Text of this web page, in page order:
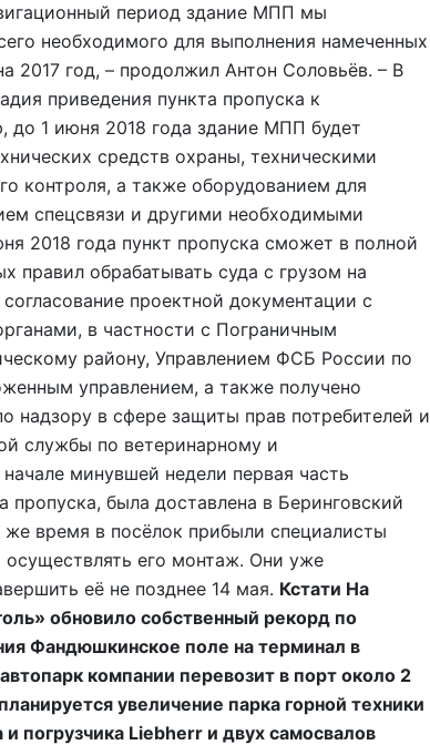
период здание МПП мы
необходимого для выполнения намеченных
2017 год, – продолжил Антон Соловьёв. – В
приведения пункта пропуска к
1 июня 2018 года здание МПП будет
средств охраны, техническими
контроля, а также оборудованием для
спецсвязи и другими необходимыми
2018 года пункт пропуска сможет в полной
правил обрабатывать суда с грузом на
проектной документации с
в частности с Пограничным
району, Управлением ФСБ России по
управлением, а также получено
надзору в сфере защиты прав потребителей и
службы по ветеринарному и
минувшей недели первая часть
была доставлена в Беринговский
время в посёлок прибыли специалисты
осуществлять его монтаж. Они уже
её не позднее 14 мая. Кстати На
обновило собственный рекорд по
Фандюшкинское поле на терминал в
компании перевозит в порт около 2
увеличение парка горной техники
погрузчика Liebherr и двух самосвалов